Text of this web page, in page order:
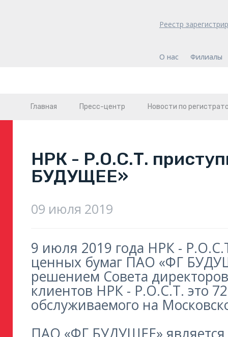
Реестр
О нас Филиалы
Главная Пресс-центр Новости по
НРК - Р.О.С.Т.
БУДУЩЕЕ»
09 июля 2019
9 июля 2019 года НРК -
ценных бумаг ПАО «ФГ
решением Совета
клиентов НРК - Р.О.С.Т. это
обслуживаемого на